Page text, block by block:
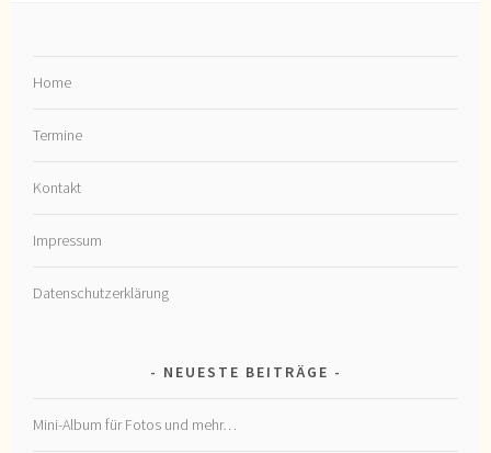
Home
Termine
Kontakt
Impressum
Datenschutzerklärung
NEUESTE BEITRÄGE
Mini-Album für Fotos und mehr…